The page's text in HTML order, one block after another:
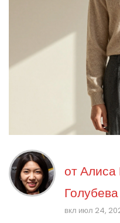
отАлиса
Голубева
вкл июл 24,